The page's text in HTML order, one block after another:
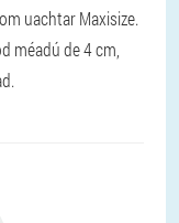
uachtar Maxisize.
méadú de 4 cm,